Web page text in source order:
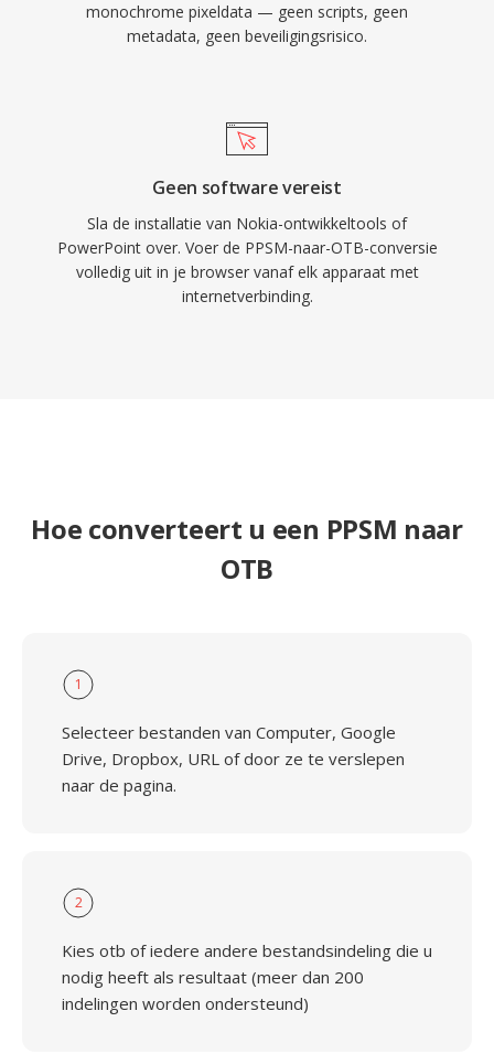
monochrome pixeldata — geen scripts, geen
metadata, geen beveiligingsrisico.
Geen software vereist
Sla de installatie van Nokia-ontwikkeltools of
PowerPoint over. Voer de PPSM-naar-OTB-conversie
volledig uit in je browser vanaf elk apparaat met
internetverbinding.
Hoe converteert u een PPSM naar
OTB
1
Selecteer bestanden van Computer, Google
Drive, Dropbox, URL of door ze te verslepen
naar de pagina.
2
Kies otb of iedere andere bestandsindeling die u
nodig heeft als resultaat (meer dan 200
indelingen worden ondersteund)